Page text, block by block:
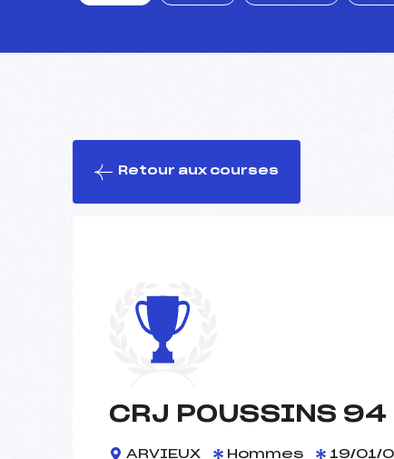
Retour aux courses
CRJ POUSSINS
ARVIEUX Hommes 19/01/